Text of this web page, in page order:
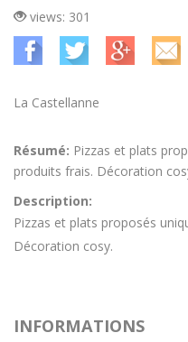
views: 301
La Castellanne
Résumé: Pizzas et plats
produits frais. Décoration
Description:
Pizzas et plats proposés
Décoration cosy.
INFORMATIONS